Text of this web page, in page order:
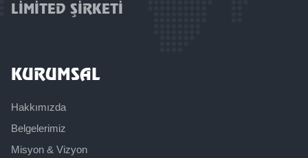
LİMİTED ŞİRKETİ
KURUMSAL
Hakkımızda
Belgelerimiz
Misyon & Vizyon